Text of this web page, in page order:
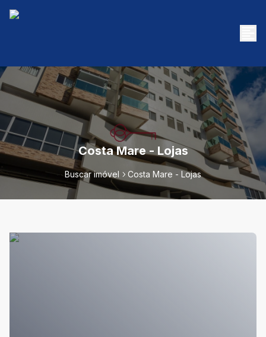
Costa Mare - Lojas
Buscar imóvel Costa Mare - Lojas